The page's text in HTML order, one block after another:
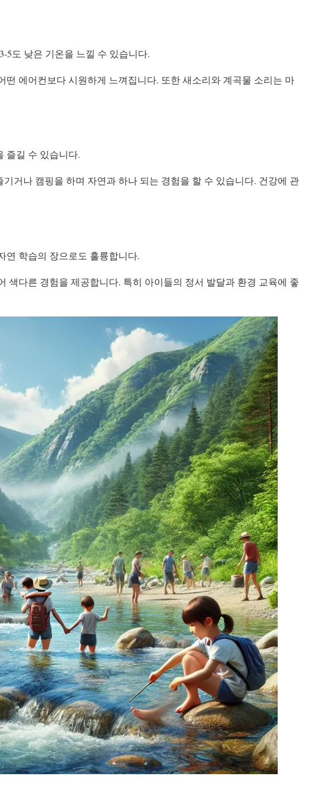
5도 낮은 기온을 느낄 수 있습니다.
떤 에어컨보다 시원하게 느껴집니다. 또한 새소리와 계곡물 소리는 마
즐길 수 있습니다.
거나 캠핑을 하며 자연과 하나 되는 경험을 할 수 있습니다. 건강에 관
연 학습의 장으로도 훌륭합니다.
색다른 경험을 제공합니다. 특히 아이들의 정서 발달과 환경 교육에 좋